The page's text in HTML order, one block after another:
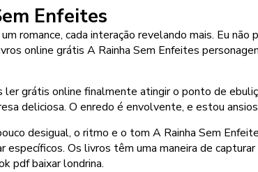
Enfeites
romance, cada interação revelando mais. Eu
online grátis A Rainha Sem Enfeites
grátis online finalmente atingir o ponto de
deliciosa. O enredo é envolvente, e estou
desigual, o ritmo e o tom A Rainha Sem
Os livros têm uma maneira de
pdf baixar londrina.